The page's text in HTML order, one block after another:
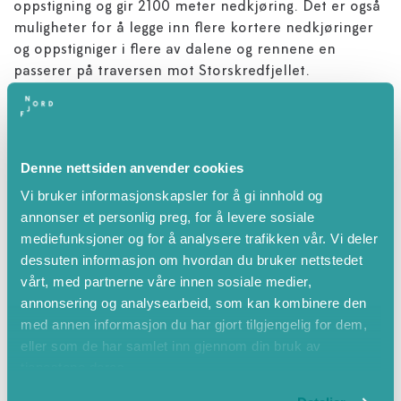
Denne nettsiden anvender cookies
Vi bruker informasjonskapsler for å gi innhold og
annonser et personlig preg, for å levere sosiale
mediefunksjoner og for å analysere trafikken vår. Vi deler
dessuten informasjon om hvordan du bruker nettstedet
vårt, med partnerne våre innen sosiale medier,
annonsering og analysearbeid, som kan kombinere den
med annen informasjon du har gjort tilgjengelig for dem,
eller som de har samlet inn gjennom din bruk av
oppstigning og gir 2100 meter nedkjøring. Det er også
muligheter for å legge inn flere kortere nedkjøringer
og oppstigniger i flere av dalene og rennene en
passerer på traversen mot Storskredfjellet.
Utstyr og bekledning
Staver
Skarejern (valgfritt)
Sender/Mottager (skredsøker), spade og søkestang
Isøks og stegjern (avhengig av turvalg)
30-40L sekk
Solbriller
Goggles / skibriller
Matpakke og drikke for en hel dag